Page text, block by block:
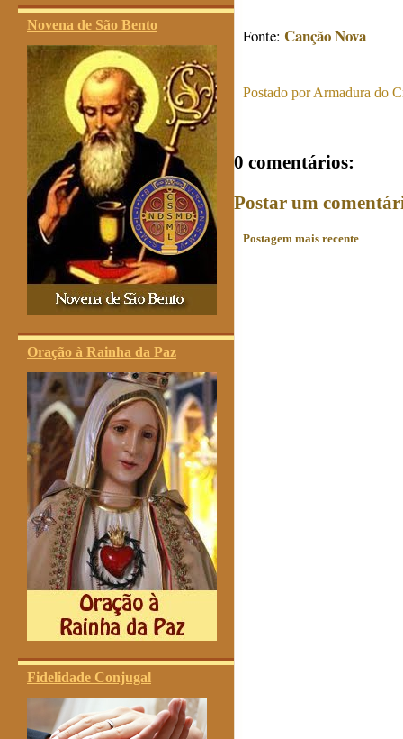
Novena de São Bento
Oração à Rainha da Paz
Fidelidade Conjugal
Fonte: Canção Nova
Postado porArmadura do
0 comentários:
Postar um
Postagem mais recente